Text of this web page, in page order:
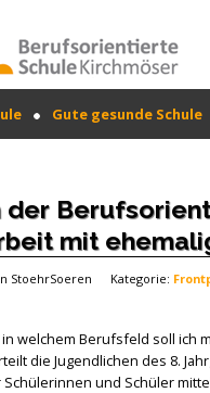
switch is equivalent
"continue 2"? in
htdocs/forte2/
Gute gesunde Schule
der
mit
StoehrSoeren Kategorie:
welchem Berufsfeld soll ich
die Jugendlichen des 8.
und Schüler